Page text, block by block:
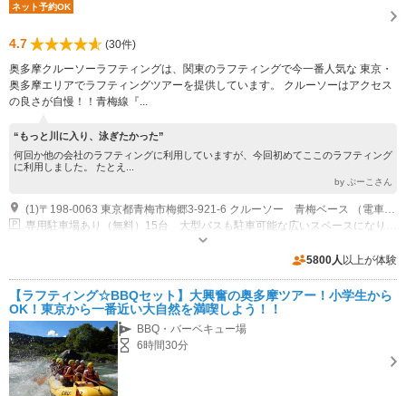
ネット予約OK
4.7
(30件)
奥多摩クルーソーラフティングは、関東のラフティングで今一番人気な 東京・
奥多摩エリアでラフティングツアーを提供しています。 クルーソーはアクセス
の良さが自慢！！青梅線『...
“もっと川に入り、泳ぎたかった”
何回か他の会社のラフティングに利用していますが、今回初めてここのラフティング
に利用しました。 たとえ...
by ぷーこさん
5800人 以上が体験
【ラフティング☆BBQセット】大興奮の奥多摩ツアー！小学生から
OK！東京から一番近い大自然を満喫しよう！！
BBQ・バーベキュー場
6時間30分